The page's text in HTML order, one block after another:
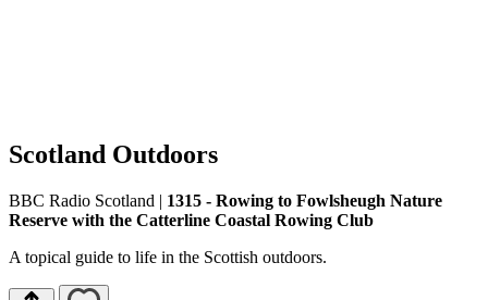
Scotland Outdoors
BBC Radio Scotland | 1315 - Rowing to Fowlsheugh Nature
Reserve with the Catterline Coastal Rowing Club
A topical guide to life in the Scottish outdoors.